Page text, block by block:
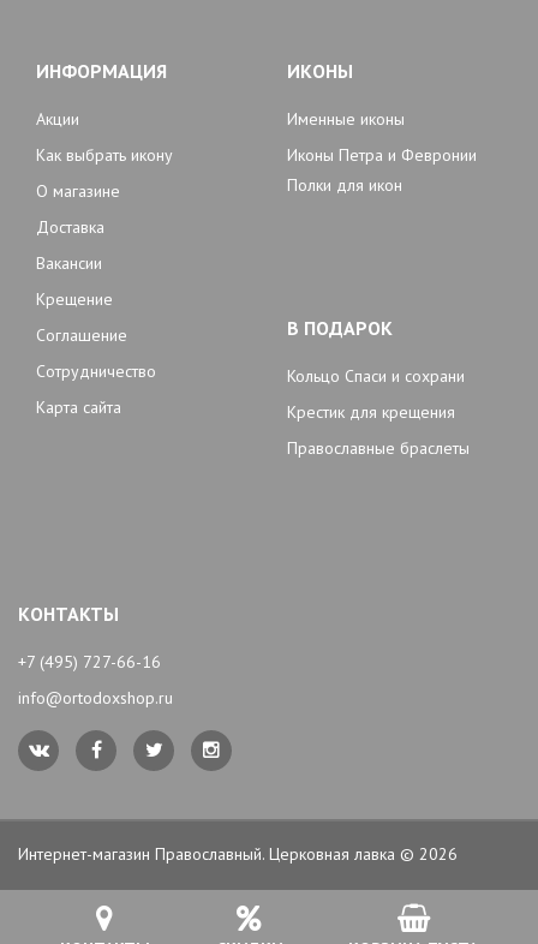
ИНФОРМАЦИЯ
Акции
Как выбрать икону
О магазине
Доставка
Вакансии
Крещение
Соглашение
Сотрудничество
Карта сайта
ИКОНЫ
Именные иконы
Иконы Петра и Февронии
Полки для икон
В ПОДАРОК
Кольцо Спаси и сохрани
Крестик для крещения
Православные браслеты
КОНТАКТЫ
+7 (495) 727-66-16
info@ortodoxshop.ru
Интернет-магазин Православный. Церковная лавка © 2026